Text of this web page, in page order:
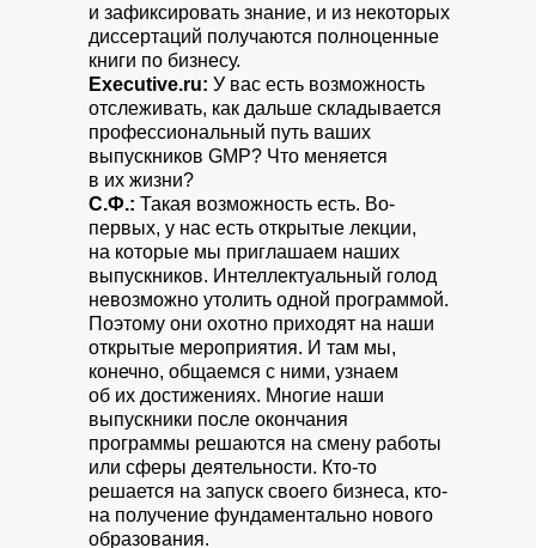
и зафиксировать знание, и из некоторых
диссертаций получаются полноценные
книги по бизнесу.
Executive.ru: У вас есть возможность
отслеживать, как дальше складывается
профессиональный путь ваших
выпускников GMP? Что меняется
в их жизни?
С.Ф.: Такая возможность есть. Во-
первых, у нас есть открытые лекции,
на которые мы приглашаем наших
выпускников. Интеллектуальный голод
невозможно утолить одной программой.
Поэтому они охотно приходят на наши
открытые мероприятия. И там мы,
конечно, общаемся с ними, узнаем
об их достижениях. Многие наши
выпускники после окончания
программы решаются на смену работы
или сферы деятельности. Кто-то
решается на запуск своего бизнеса, кто-
на получение фундаментально нового
образования.